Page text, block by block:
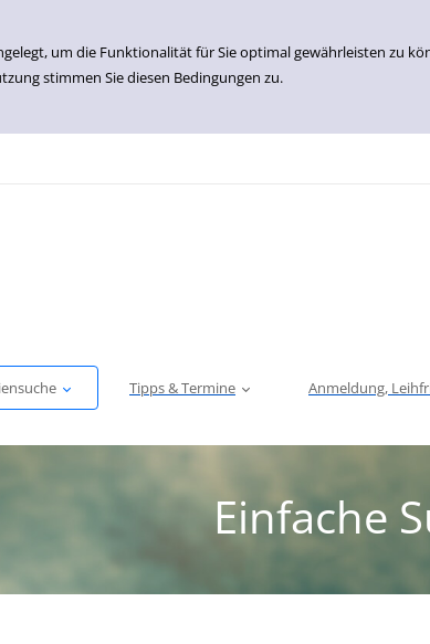
um die Funktionalität für Sie optimal gewährleisten zu
stimmen Sie diesen Bedingungen zu.
Tipps & Termine Anmeldung,
Einfache